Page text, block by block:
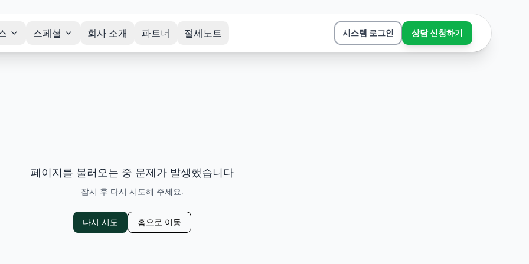
스페셜 회사 소개 파트너 절세노트 시스템 로그인 상담 신청하기
페이지를 불러오는 중 문제가 발생했습니다
잠시 후 다시 시도해 주세요.
다시 시도 홈으로 이동